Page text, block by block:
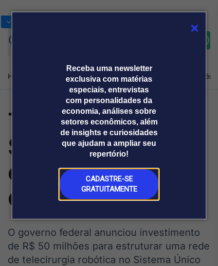
Receba uma newsletter
exclusiva com matérias
especiais, entrevistas
com personalidades da
economia, análises sobre
setores econômicos, além
de insights e curiosidades
que ajudam a ampliar seu
repertório!
CADASTRE-SE
GRATUITAMENTE
Home Produtos e soluçõesNotíciasBlogWeekend
Plataformas
Broadcast+
O mercado
financeiro em
tempo real
Broadcast
Agro
Tudo sobre o
agronegócio
Sobre nós Releases Broadcast
Prêmio Broadcast
Analistas
Prêmio Broadcast
Empresas
Agências de
comunicação
Releases
Telecirurgia no
SUS avança e
expõe escassez
de técnicos
O governo federal anunciou investimento
de R$ 50 milhões para estruturar uma rede
de telecirurgia robótica no Sistema Único